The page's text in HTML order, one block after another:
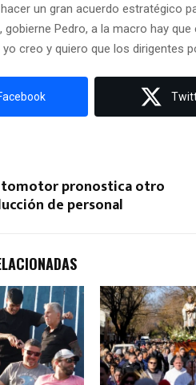
un gran acuerdo estratégico
gobierne Pedro, a la macro hay
yo creo y quiero que los dirigentes
pronostica otro
de personal